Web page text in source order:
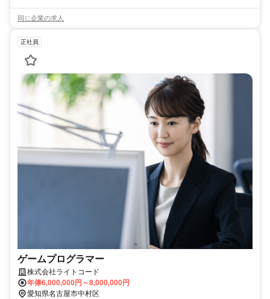
同じ企業の求人
正社員
ゲームプログラマー
株式会社ライトコード
年俸6,000,000円～8,000,000円
愛知県名古屋市中村区